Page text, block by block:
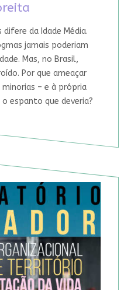
da Idade Média.
jamais poderiam
Mas, no Brasil,
Por que ameaçar
– e à própria
espanto que deveria?